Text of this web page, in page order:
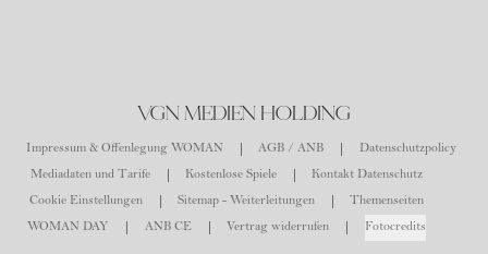
VGN MEDIEN HOLDING
Impressum & Offenlegung WOMAN AGB / ANB
Datenschutzpolicy
Mediadaten und Tarife
Kostenlose Spiele
Kontakt Datenschutz
Cookie Einstellungen
Sitemap - Weiterleitungen
Themenseiten
WOMAN DAY
ANB CE Vertrag widerrufen Fotocredits